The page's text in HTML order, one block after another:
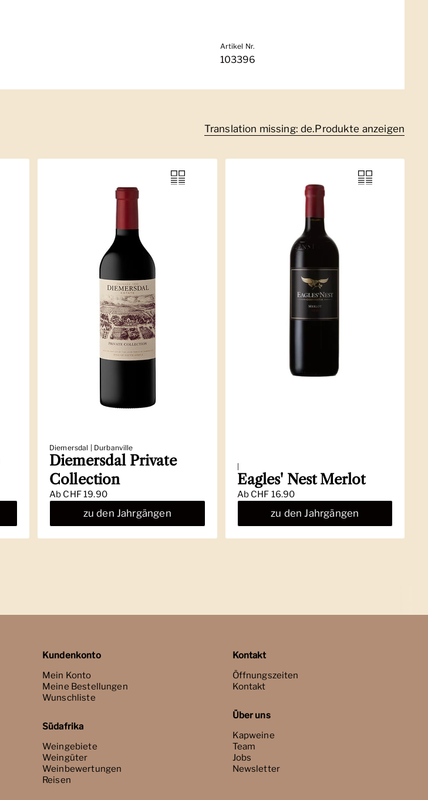
Artikel Nr.
103396
Translation missing: de.Produkte anzeigen
Diemersdal | Durbanville
Diemersdal Private
Collection
Ab CHF 19.90
zu den Jahrgängen
Eagles' Nest Merlot
Ab CHF 16.90
zu den Jahrgängen
Kundenkonto
Mein Konto
Meine Bestellungen
Wunschliste
Südafrika
Weingebiete
Weingüter
Weinbewertungen
Reisen
Kontakt
Öffnungszeiten
Kontakt
Über uns
Kapweine
Team
Jobs
Newsletter